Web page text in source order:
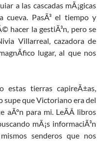
a las cascadas mÃ¡gicas
cueva. PasÃ³ el tiempo y
hacer la gestiÃ³n, pero se
Villarreal, cazadora de
lugar, al que nos
estas tierras capireÃ±as,
supe que Victoriano era del
aÃºn para mi. LeÃ­Â­ libros
mÃ¡s informaciÃ³n
senderos que nos